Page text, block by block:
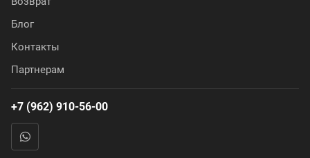
Блог
Контакты
Партнерам
+7 (962) 910-56-00